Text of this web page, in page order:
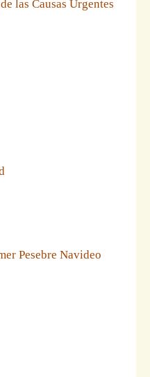
las Causas Urgentes
Pesebre Navideo